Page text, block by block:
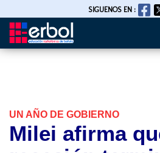
Pasar
SIGUENOS EN :
UN AÑO DE GOBIERNO
Milei afirma